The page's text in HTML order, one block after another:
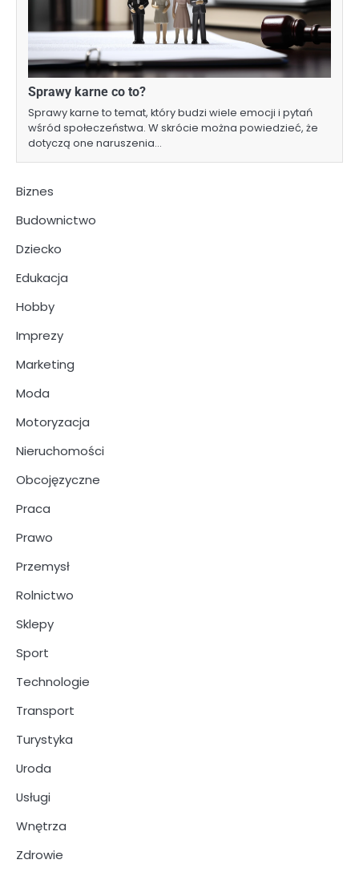
Sprawy karne co to?
Sprawy karne to temat, który budzi wiele emocji i pytań
wśród społeczeństwa. W skrócie można powiedzieć, że
dotyczą one naruszenia…
Biznes
Budownictwo
Dziecko
Edukacja
Hobby
Imprezy
Marketing
Moda
Motoryzacja
Nieruchomości
Obcojęzyczne
Praca
Prawo
Przemysł
Rolnictwo
Sklepy
Sport
Technologie
Transport
Turystyka
Uroda
Usługi
Wnętrza
Zdrowie